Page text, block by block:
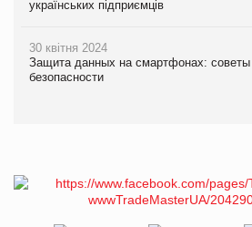
українських підприємців
30 квітня 2024
Защита данных на смартфонах:
безопасности